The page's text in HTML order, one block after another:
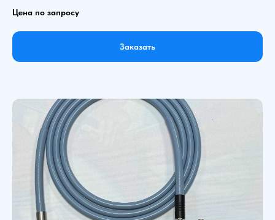
Цена по запросу
Заказать